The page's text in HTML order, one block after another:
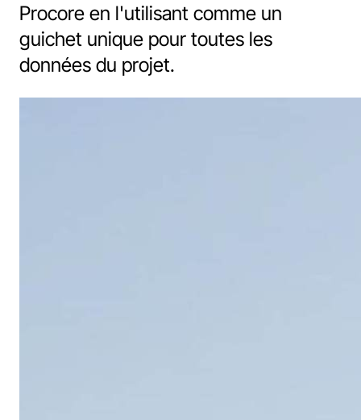
Procore en l'utilisant comme un
guichet unique pour toutes les
données du projet.